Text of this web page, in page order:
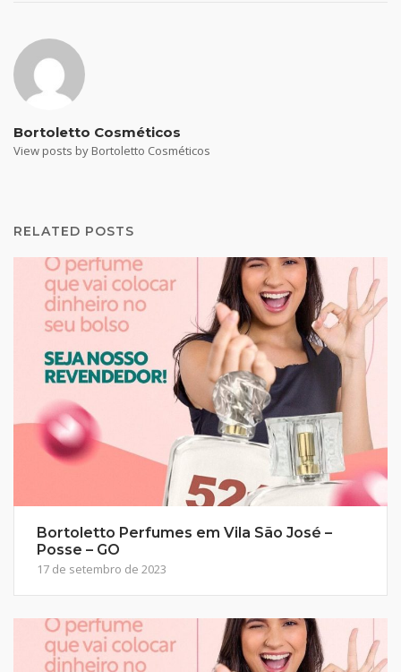
Bortoletto Cosméticos
View posts by Bortoletto Cosméticos
RELATED POSTS
Bortoletto Perfumes em Vila São José –
Posse – GO
17 de setembro de 2023